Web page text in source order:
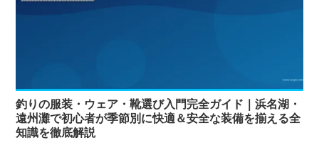
釣りの服装・ウェア・靴選び入門完全ガイド｜浜名湖・
遠州灘で初心者が季節別に快適＆安全な装備を揃える全
知識を徹底解説